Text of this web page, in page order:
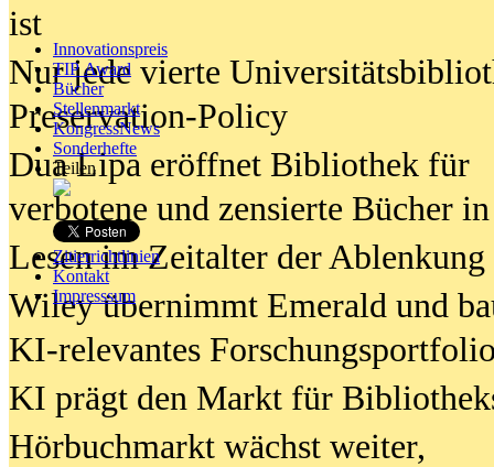
Innovationspreis
TIP Award
Bücher
Stellenmarkt
KongressNews
Sonderhefte
Teilen
Zitierrichtlinien
Kontakt
Impresssum
ist
Nur jede vierte
Preservation-Policy
Dua Lipa eröffnet Bibliothek für
verbotene und zensierte Bücher
Lesen im Zeitalter der Ablenkung
Wiley übernimmt Emerald und
KI-relevantes
KI prägt den Markt für
Hörbuchmarkt wächst weiter,